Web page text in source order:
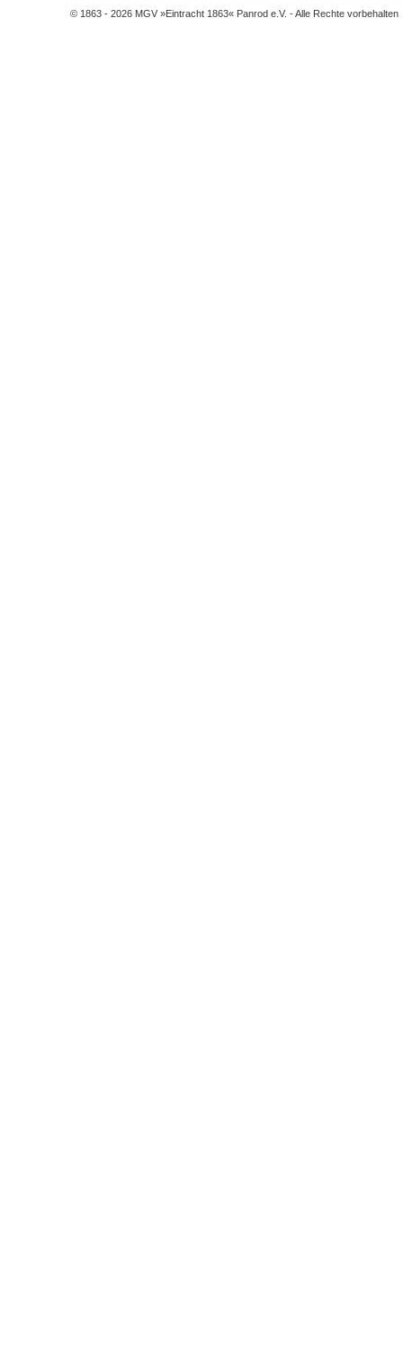
© 1863 - 2026 MGV »Eintracht 1863« Panrod e.V. - Alle Rechte vorbehalten